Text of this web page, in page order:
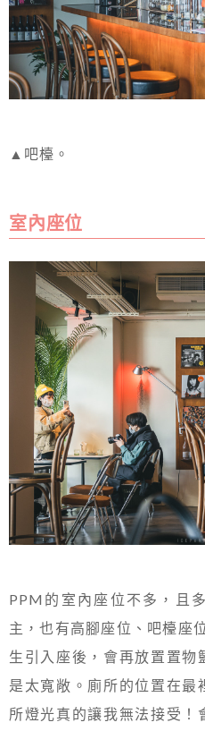
▲吧檯。
室內座位
PPM的室內座位不多，且
主，也有高腳座位、吧檯座
生引入座後，會再放置置物
是太寬敞。廁所的位置在
所燈光真的讓我無法接受